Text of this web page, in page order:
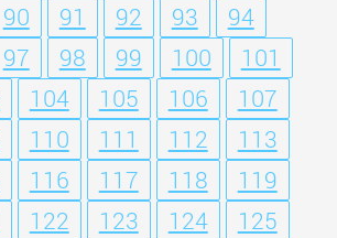
90 91 92 93
94
97 98 99 100
101
104 105 106
107
110 111 112
113
116 117 118
119
122 123 124
125